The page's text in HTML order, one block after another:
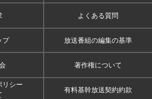
よくある質問
プ 放送番組の編集の基準
著作権について
リシー
有料基幹放送契約約款